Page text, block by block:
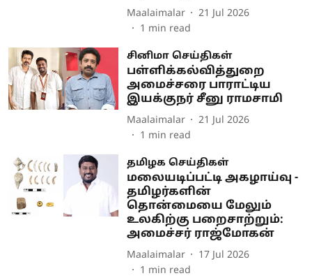
Maalaimalar
21 Jul 2026
1 min read
சினிமா செய்திகள்
பள்ளிக்கல்வித்துறை
அமைச்சரை பாராட்டிய
இயக்குநர் சீனு ராமசாமி
Maalaimalar
21 Jul 2026
1 min read
தமிழக செய்திகள்
மலையடிப்பட்டி அகழாய்வு -
தமிழர்களின்
தொன்மையை‌ மேலும்
உலகிற்கு பறைசாற்றும்:
அமைச்சர் ராஜ்மோகன்
Maalaimalar
17 Jul 2026
1 min read